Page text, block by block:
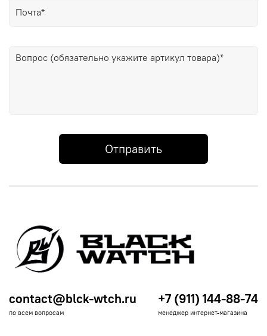
Отправить
contact@blck-wtch.ru
по всем вопросам
+7 (911) 144-88-74
менеджер интернет-магазина